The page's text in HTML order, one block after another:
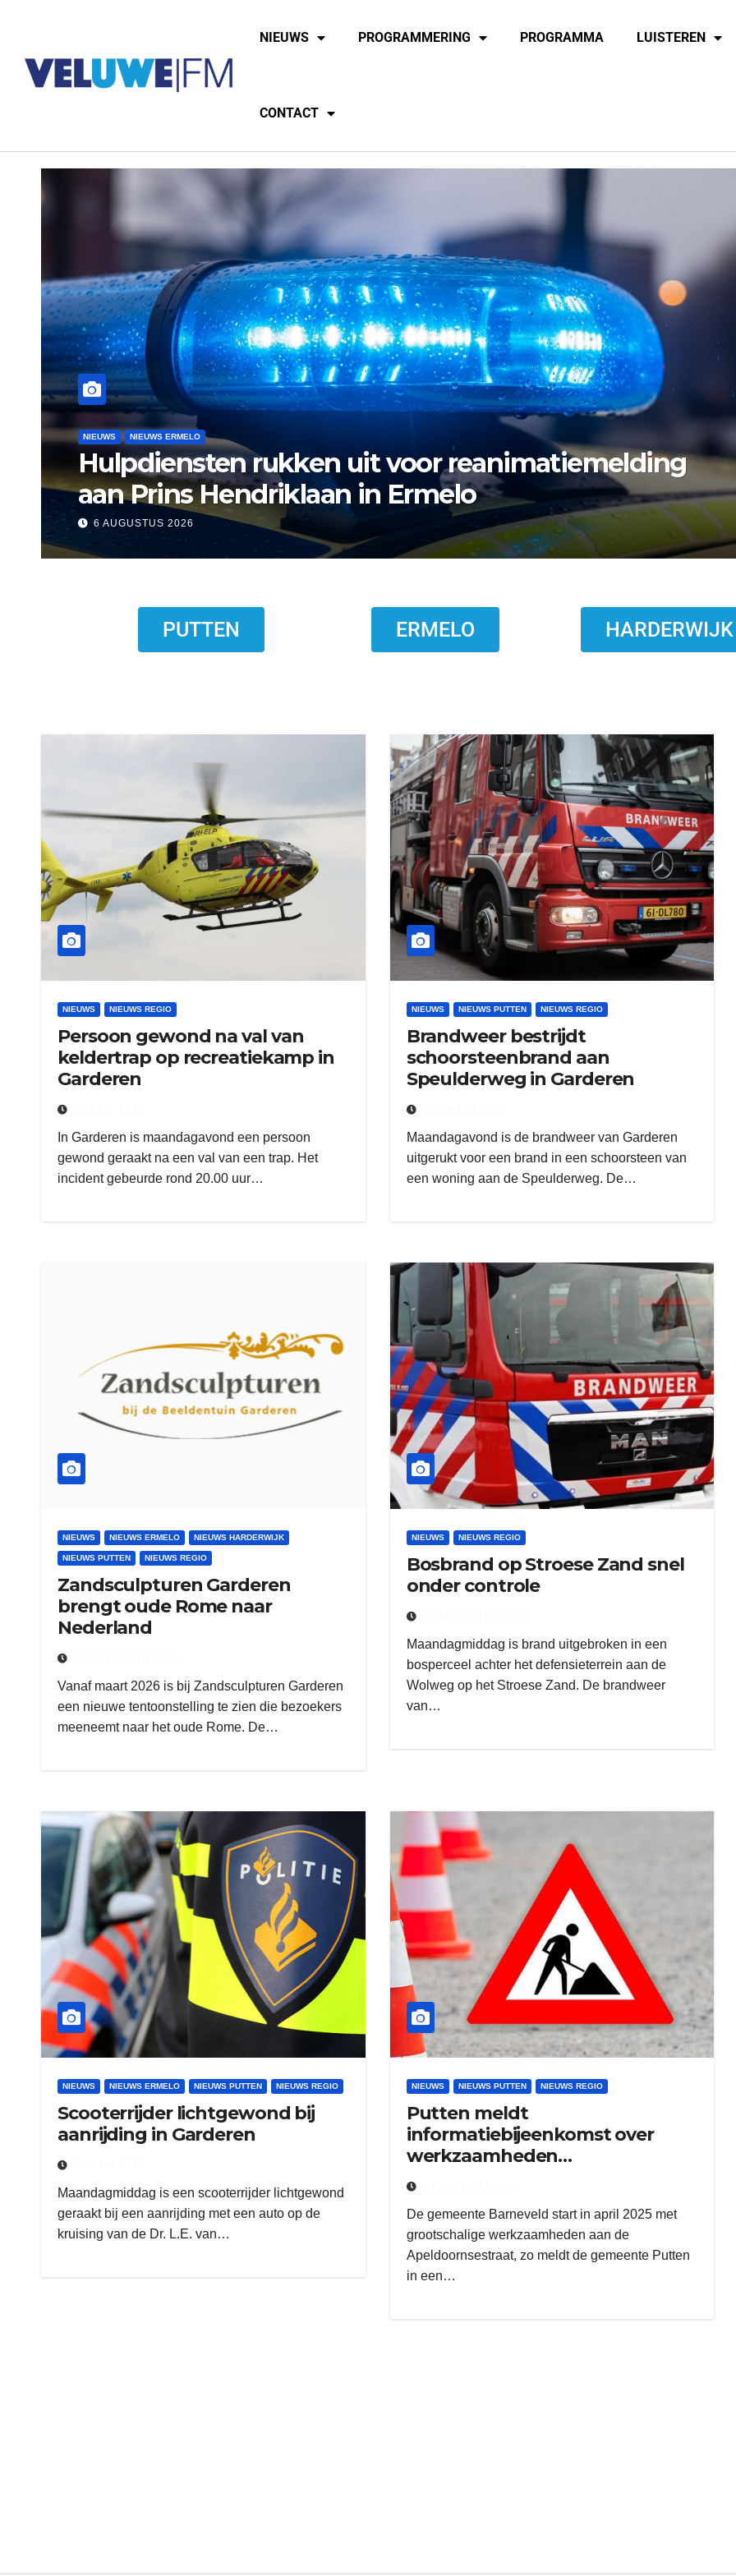
NIEUWS PROGRAMMERING PROGRAMMA LUISTEREN
CONTACT
NIEUWS NIEUWS ERMELO NIEUWS HARDERWIJK
Museum Het Pakhuis Ermelo zoekt nazaten van
Harderwijkse visser
6 AUGUSTUS 2026
PUTTEN ERMELO HARDERWIJK
NIEUWS NIEUWS REGIO
Persoon gewond na val van
keldertrap op recreatiekamp in
Garderen
In Garderen is maandagavond een persoon
gewond geraakt na een val van een trap. Het
incident gebeurde rond 20.00 uur…
NIEUWS NIEUWS PUTTEN NIEUWS REGIO
Brandweer bestrijdt
schoorsteenbrand aan
Speulderweg in Garderen
Maandagavond is de brandweer van Garderen
uitgerukt voor een brand in een schoorsteen van
een woning aan de Speulderweg. De…
NIEUWS NIEUWS ERMELO NIEUWS HARDERWIJK
NIEUWS PUTTEN NIEUWS REGIO
Zandsculpturen Garderen
brengt oude Rome naar
Nederland
Vanaf maart 2026 is bij Zandsculpturen Garderen
een nieuwe tentoonstelling te zien die bezoekers
meeneemt naar het oude Rome. De…
NIEUWS NIEUWS REGIO
Bosbrand op Stroese Zand snel
onder controle
Maandagmiddag is brand uitgebroken in een
bosperceel achter het defensieterrein aan de
Wolweg op het Stroese Zand. De brandweer
van…
NIEUWS NIEUWS ERMELO NIEUWS PUTTEN NIEUWS REGIO
Scooterrijder lichtgewond bij
aanrijding in Garderen
Maandagmiddag is een scooterrijder lichtgewond
geraakt bij een aanrijding met een auto op de
kruising van de Dr. L.E. van…
NIEUWS NIEUWS PUTTEN NIEUWS REGIO
Putten meldt
informatiebijeenkomst over
werkzaamheden
Apeldoornsestraat
De gemeente Barneveld start in april 2025 met
grootschalige werkzaamheden aan de
Apeldoornsestraat, zo meldt de gemeente Putten
in een…